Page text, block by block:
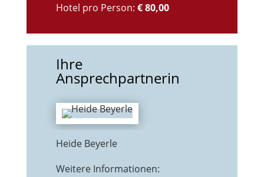
Hotel pro Person: € 80,00
Ihre
Ansprechpartnerin
Heide Beyerle
Weitere Informationen: